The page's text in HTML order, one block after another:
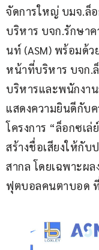
จัดการใหญ่ บมจ.ล็
บริหาร บจก.รักษาค
นท์ (ASM) พร้อมด้
หน้าที่บริหาร บจก.
บริหารและพนักงา
แสดงความยินดีกับค
โครงการ “ล็อกซเ
สร้างชื่อเสียงให้กับ
สากล โดยเฉพาะผ
ฟุตบอลคนตาบอด ที่